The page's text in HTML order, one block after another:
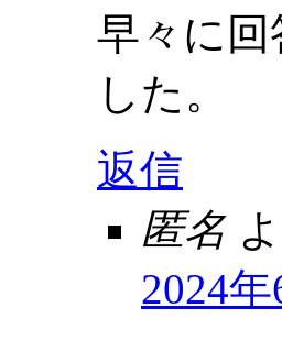
早々に
した。
返信
匿名
2024